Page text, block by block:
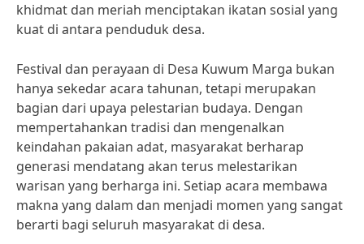
khidmat dan meriah menciptakan ikatan sosial yang
kuat di antara penduduk desa.
Festival dan perayaan di Desa Kuwum Marga bukan
hanya sekedar acara tahunan, tetapi merupakan
bagian dari upaya pelestarian budaya. Dengan
mempertahankan tradisi dan mengenalkan
keindahan pakaian adat, masyarakat berharap
generasi mendatang akan terus melestarikan
warisan yang berharga ini. Setiap acara membawa
makna yang dalam dan menjadi momen yang sangat
berarti bagi seluruh masyarakat di desa.